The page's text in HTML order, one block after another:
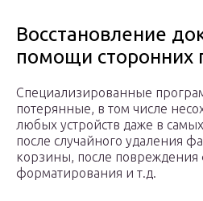
Восстановление
помощи сторонних
Специализированные
потерянные, в том числе
любых устройств даже в
после случайного удаления
корзины, после повреждения
форматирования и т.д.